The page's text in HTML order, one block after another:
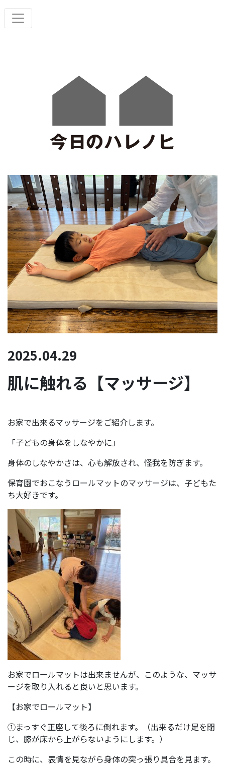
2025.04.29
肌に触れる【マッサージ】
お家で出来るマッサージをご紹介します。
「子どもの身体をしなやかに」
身体のしなやかさは、心も解放され、怪我を防ぎます。
保育園でおこなうロールマットのマッサージは、子どもた
ち大好きです。
お家でロールマットは出来ませんが、このような、マッサ
ージを取り入れると良いと思います。
【お家でロールマット】
①まっすぐ正座して後ろに倒れます。（出来るだけ足を閉
じ、膝が床から上がらないようにします。）
この時に、表情を見ながら身体の突っ張り具合を見ます。